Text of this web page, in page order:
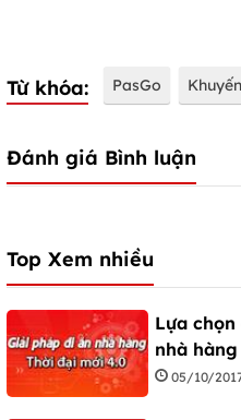
Từ khóa: PasGo
Đánh giá Bình luận
Top Xem nhiều
Lựa
nhà
05/10/